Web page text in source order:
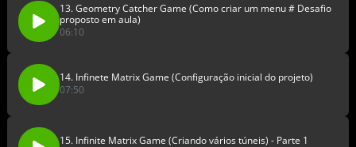
13. Geometry Catcher Game (Como criar um menu # Desafio
proposto em aula)
06:10
14. Infinete Matrix Game (Configuração inicial do projeto)
07:50
15. Infinite Matrix Game (Criando vários túneis) - Parte 1